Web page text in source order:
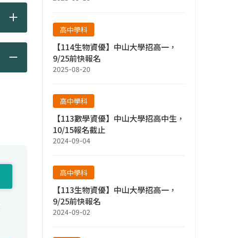
高中學科
【114生物資優】中山大學招高一，
9/25前快報名
2025-08-20
高中學科
【113數學資優】中山大學招高中生，
10/15報名截止
2024-09-04
高中學科
【113生物資優】中山大學招高一，
9/25前快報名
2024-09-02